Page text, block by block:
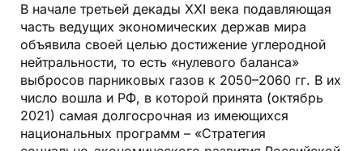
В начале третьей декады ХХI века подавляющая
часть ведущих экономических держав мира
объявила своей целью достижение углеродной
нейтральности, то есть «нулевого баланса»
выбросов парниковых газов к 2050–2060 гг. В их
число вошла и РФ, в которой принята (октябрь
2021) самая долгосрочная из имеющихся
национальных программ – «Стратегия